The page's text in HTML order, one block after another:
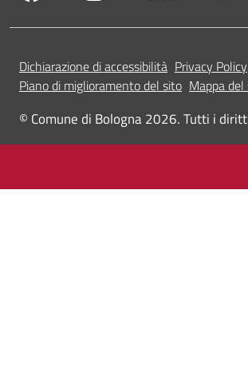
Dichiarazione di accessibilità Privacy Policy
Piano di miglioramento del sito Mappa
© Comune di Bologna 2026. Tutti i